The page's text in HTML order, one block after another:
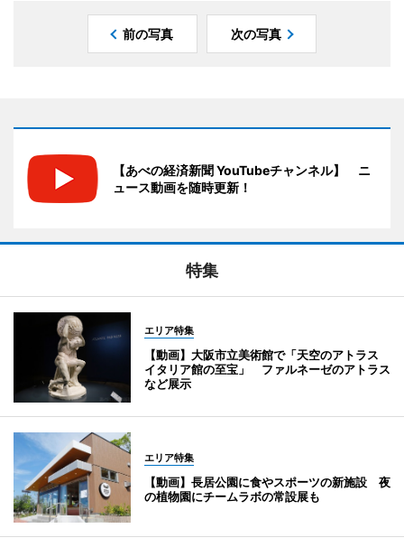
前の写真 次の写真
【あべの経済新聞 YouTubeチャンネル】 ニ
ュース動画を随時更新！
特集
エリア特集
【動画】大阪市立美術館で「天空のアトラス
イタリア館の至宝」 ファルネーゼのアトラス
など展示
エリア特集
【動画】長居公園に食やスポーツの新施設 夜
の植物園にチームラボの常設展も